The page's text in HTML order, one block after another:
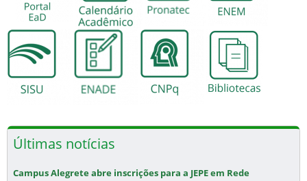
Últimas notícias
Campus Alegrete abre inscrições para a JEPE em Rede